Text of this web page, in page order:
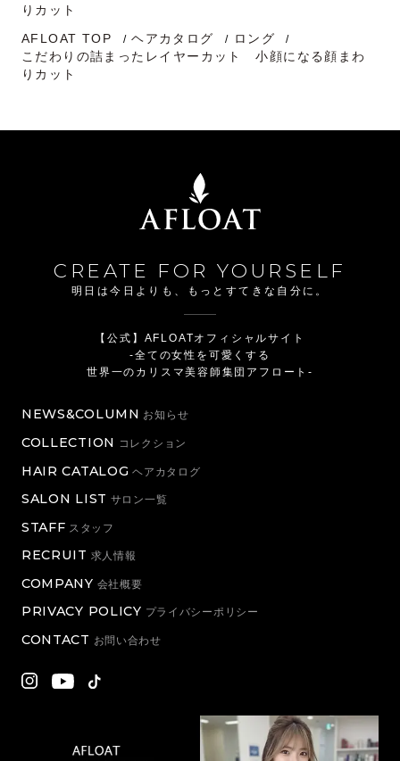
りカット
AFLOAT TOP
ヘアカタログ
ロング
こだわりの詰まったレイヤーカット 小顔になる顔まわ
りカット
CREATE FOR YOURSELF
明日は今日よりも、もっとすてきな自分に。
【公式】AFLOATオフィシャルサイト
-全ての女性を可愛くする
世界一のカリスマ美容師集団アフロート-
NEWS&COLUMN お知らせ
COLLECTION コレクション
HAIR CATALOG ヘアカタログ
SALON LIST サロン一覧
STAFF スタッフ
RECRUIT 求人情報
COMPANY 会社概要
PRIVACY POLICY プライバシーポリシー
CONTACT お問い合わせ